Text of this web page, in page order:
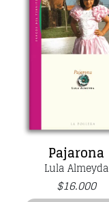
Pajarona
$16.000
Lula Almeyda